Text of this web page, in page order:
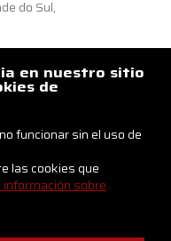
do Sul,
en nuestro sitio
de
funcionar sin el uso de
las cookies que
sobre